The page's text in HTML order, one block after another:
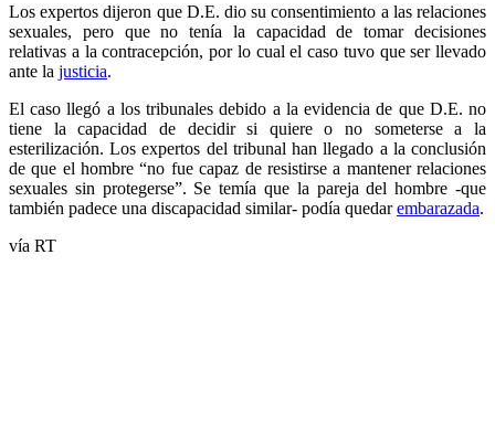
Los expertos dijeron que D.E. dio su consentimiento a las relaciones
sexuales, pero que no tenía la capacidad de tomar decisiones
relativas a la contracepción, por lo cual el caso tuvo que ser llevado
ante la justicia.
El caso llegó a los tribunales debido a la evidencia de que D.E. no
tiene la capacidad de decidir si quiere o no someterse a la
esterilización. Los expertos del tribunal han llegado a la conclusión
de que el hombre “no fue capaz de resistirse a mantener relaciones
sexuales sin protegerse”. Se temía que la pareja del hombre -que
también padece una discapacidad similar- podía quedarembarazada.
vía RT